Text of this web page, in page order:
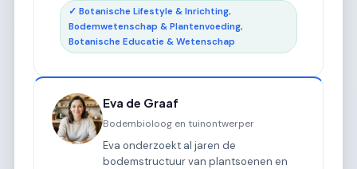
✓ Botanische Lifestyle & Inrichting,
Bodemwetenschap & Plantenvoeding,
Botanische Educatie & Wetenschap
Eva de Graaf
Bodembioloog en tuinontwerper
Eva onderzoekt al jaren de
bodemstructuur van plantsoenen en